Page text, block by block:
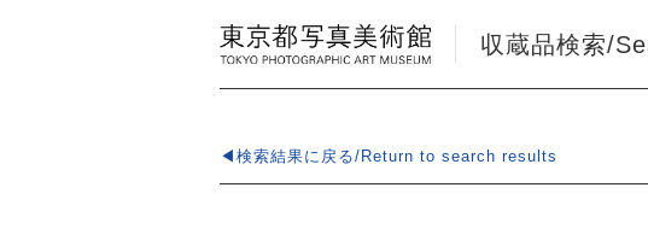
収蔵品検索/
◀検索結果に戻る/Return to search results